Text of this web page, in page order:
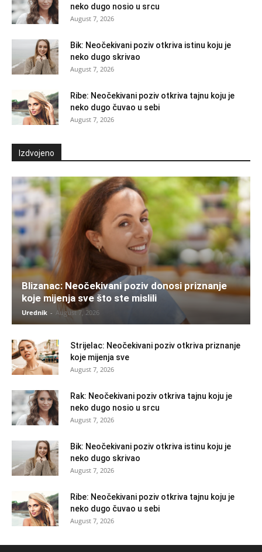
neko dugo nosio u srcu
August 7, 2026
Bik: Neočekivani poziv otkriva istinu koju je
neko dugo skrivao
August 7, 2026
Ribe: Neočekivani poziv otkriva tajnu koju je
neko dugo čuvao u sebi
August 7, 2026
Izdvojeno
Blizanac: Neočekivani poziv donosi priznanje
koje mijenja sve što ste mislili
Urednik - August 7, 2026
Strijelac: Neočekivani poziv otkriva priznanje
koje mijenja sve
August 7, 2026
Rak: Neočekivani poziv otkriva tajnu koju je
neko dugo nosio u srcu
August 7, 2026
Bik: Neočekivani poziv otkriva istinu koju je
neko dugo skrivao
August 7, 2026
Ribe: Neočekivani poziv otkriva tajnu koju je
neko dugo čuvao u sebi
August 7, 2026